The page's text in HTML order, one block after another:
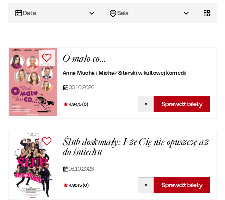
Data Sala
O mało co…
Anna Mucha i Michał Sitarski w kultowej komedii
03.10.2026
4.94/5 (0) Sprawdź bilety
Ślub doskonały: I że Cię nie opuszczę aż
do śmiechu
16.10.2026
4.90/5 (0) Sprawdź bilety